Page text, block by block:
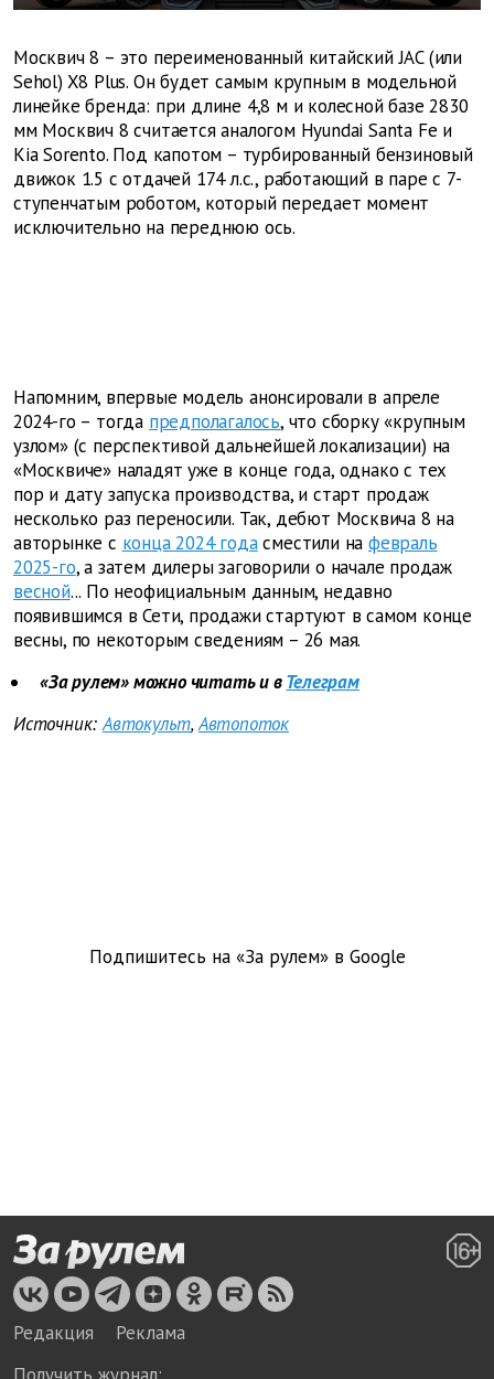
Москвич 8 – это переименованный китайский JAC (или
Sehol) X8 Plus. Он будет самым крупным в модельной
линейке бренда: при длине 4,8 м и колесной базе 2830
мм Москвич 8 считается аналогом Hyundai Santa Fe и
Kia Sorento. Под капотом – турбированный бензиновый
движок 1.5 с отдачей 174 л.с., работающий в паре с 7-
ступенчатым роботом, который передает момент
исключительно на переднюю ось.
Напомним, впервые модель анонсировали в апреле
2024-го – тогда предполагалось, что сборку «крупным
узлом» (с перспективой дальнейшей локализации) на
«Москвиче» наладят уже в конце года, однако с тех
пор и дату запуска производства, и старт продаж
несколько раз переносили. Так, дебют Москвича 8 на
авторынке с конца 2024 годасместили на февраль
2025-го, а затем дилеры заговорили о начале продаж
весной... По неофициальным данным, недавно
появившимся в Сети, продажи стартуют в самом конце
весны, по некоторым сведениям – 26 мая.
«За рулем» можно читать и вТелеграм
Источник: Автокульт, Автопоток
Подпишитесь на «За рулем» в Google
Редакция
Реклама